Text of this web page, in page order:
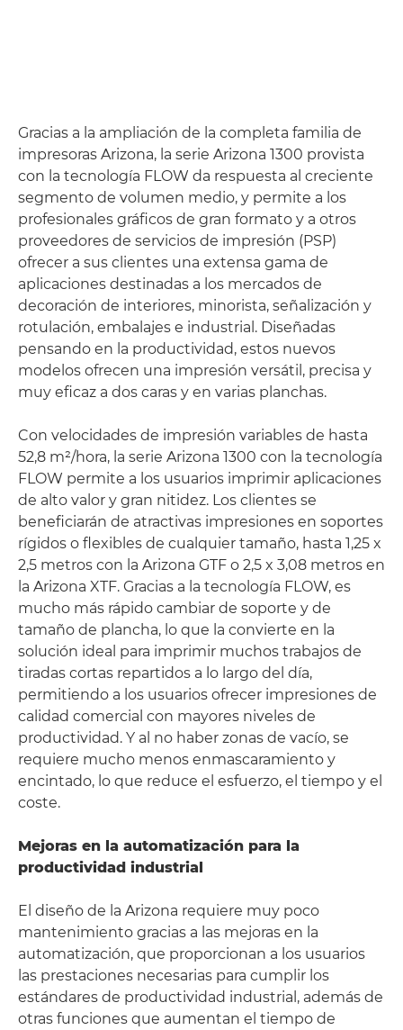
Gracias a la ampliación de la completa familia de
impresoras Arizona, la serie Arizona 1300 provista
con la tecnología FLOW da respuesta al creciente
segmento de volumen medio, y permite a los
profesionales gráficos de gran formato y a otros
proveedores de servicios de impresión (PSP)
ofrecer a sus clientes una extensa gama de
aplicaciones destinadas a los mercados de
decoración de interiores, minorista, señalización y
rotulación, embalajes e industrial. Diseñadas
pensando en la productividad, estos nuevos
modelos ofrecen una impresión versátil, precisa y
muy eficaz a dos caras y en varias planchas.
Con velocidades de impresión variables de hasta
52,8 m²/hora, la serie Arizona 1300 con la tecnología
FLOW permite a los usuarios imprimir aplicaciones
de alto valor y gran nitidez. Los clientes se
beneficiarán de atractivas impresiones en soportes
rígidos o flexibles de cualquier tamaño, hasta 1,25 x
2,5 metros con la Arizona GTF o 2,5 x 3,08 metros en
la Arizona XTF. Gracias a la tecnología FLOW, es
mucho más rápido cambiar de soporte y de
tamaño de plancha, lo que la convierte en la
solución ideal para imprimir muchos trabajos de
tiradas cortas repartidos a lo largo del día,
permitiendo a los usuarios ofrecer impresiones de
calidad comercial con mayores niveles de
productividad. Y al no haber zonas de vacío, se
requiere mucho menos enmascaramiento y
encintado, lo que reduce el esfuerzo, el tiempo y el
coste.
Mejoras en la automatización para la
productividad industrial
El diseño de la Arizona requiere muy poco
mantenimiento gracias a las mejoras en la
automatización, que proporcionan a los usuarios
las prestaciones necesarias para cumplir los
estándares de productividad industrial, además de
otras funciones que aumentan el tiempo de